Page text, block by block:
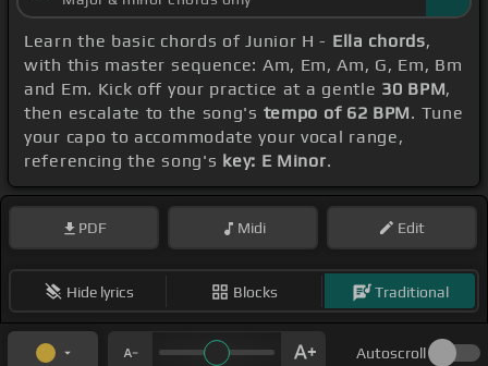
Learn the basic chords of Junior H - Ella chords,
with this master sequence: Am, Em, Am, G, Em, Bm
and Em. Kick off your practice at a gentle 30 BPM,
then escalate to the song's tempo of 62 BPM. Tune
your capo to accommodate your vocal range,
referencing the song's key: E Minor.
PDF Midi Edit
Hide lyrics Blocks Traditional
Autoscroll